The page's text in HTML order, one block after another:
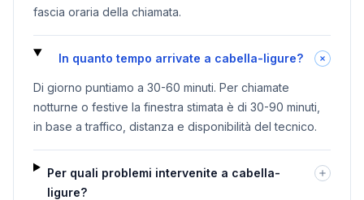
fascia oraria della chiamata.
In quanto tempo arrivate a cabella-ligure?
Di giorno puntiamo a 30-60 minuti. Per chiamate
notturne o festive la finestra stimata è di 30-90 minuti,
in base a traffico, distanza e disponibilità del tecnico.
Per quali problemi intervenite a cabella-
ligure?